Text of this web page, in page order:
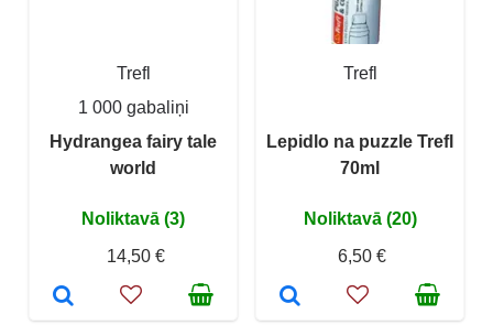
Trefl
1 000 gabaliņi
Hydrangea fairy tale
world
Noliktavā (3)
14,50 €
Trefl
Lepidlo na puzzle Trefl
70ml
Noliktavā (20)
6,50 €